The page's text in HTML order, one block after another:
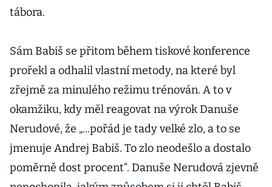
tábora.
Sám Babiš se přitom během tiskové konference
prořekl a odhalil vlastní metody, na které byl
zřejmě za minulého režimu trénován. A to v
okamžiku, kdy měl reagovat na výrok Danuše
Nerudové, že „...pořád je tady velké zlo, a to se
jmenuje Andrej Babiš. To zlo neodešlo a dostalo
poměrně dost procent“. Danuše Nerudová zjevně